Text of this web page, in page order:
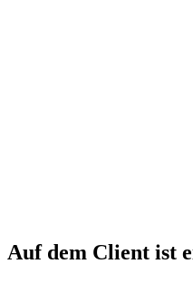
Auf dem Client ist